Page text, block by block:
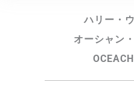
ハリー・
オーシャン